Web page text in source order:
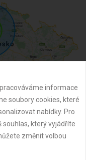
informace
soubory cookies, které
nabídky. Pro
souhlas, který vyjádříte
změnit volbou